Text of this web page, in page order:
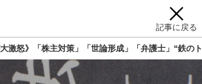
記事に戻る
激怒》「株主対策」「世論形成」「弁護士」“鉄